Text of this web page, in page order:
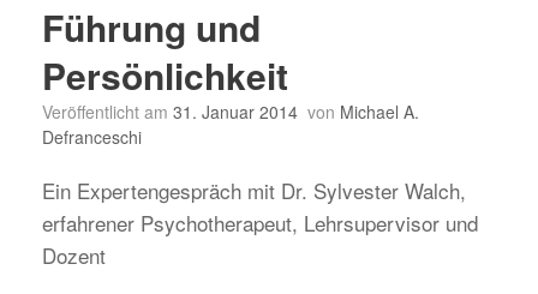
Führung und
Persönlichkeit
Veröffentlicht am 31. Januar 2014 von Michael A.
Defranceschi
Ein Expertengespräch mit Dr. Sylvester Walch,
erfahrener Psychotherapeut, Lehrsupervisor und
Dozent